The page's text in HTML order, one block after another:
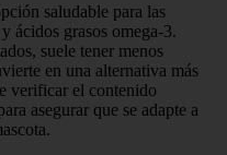
saludable para las
ácidos grasos omega-3.
suele tener menos
en una alternativa más
verificar el contenido
asegurar que se adapte a